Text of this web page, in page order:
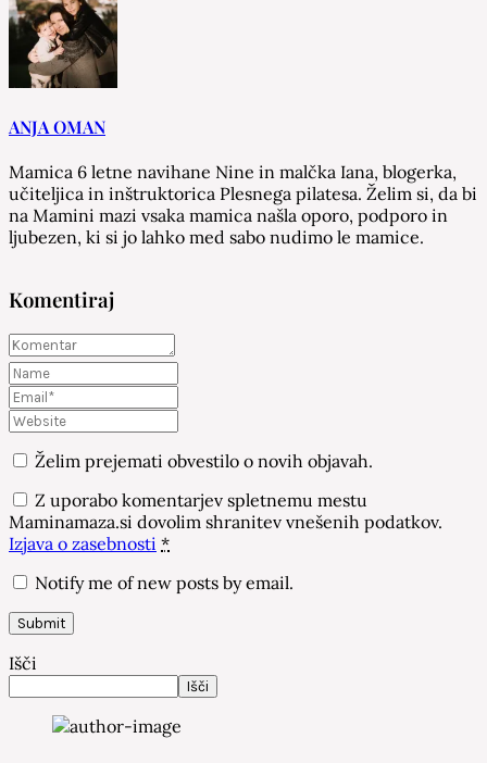
ANJA OMAN
Mamica 6 letne navihane Nine in malčka Iana, blogerka,
učiteljica in inštruktorica Plesnega pilatesa. Želim si, da bi
na Mamini mazi vsaka mamica našla oporo, podporo in
ljubezen, ki si jo lahko med sabo nudimo le mamice.
Komentiraj
Želim prejemati obvestilo o novih objavah.
Z uporabo komentarjev spletnemu mestu
Maminamaza.si dovolim shranitev vnešenih podatkov.
Izjava o zasebnosti *
Notify me of new posts by email.
Išči
Išči